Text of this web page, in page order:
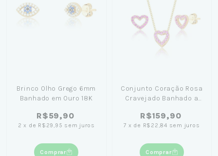
Brinco Olho Grego 6mm
Banhado em Ouro 18K
R$59,90
2 x de R$29,95 sem juros
Comprar
Conjunto Coração Rosa
Cravejado Banhado a
R$159,90
7 x de R$22,84 sem juros
Comprar